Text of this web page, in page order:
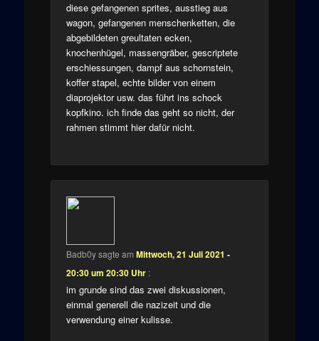
diese gefangenen sprites, ausstieg aus
wagon, gefangenen menschenketten, die
abgebildeten greultaten ecken,
knochenhügel, massengräber, gescriptete
erschiessungen, dampf aus schornstein,
koffer stapel, echte bilder von einem
diaprojektor usw. das führt ins schock
kopfkino. ich finde das geht so nicht, der
rahmen stimmt hier dafür nicht.
Badb0ysagte am Mittwoch, 21 Juli 2021 -
20:30 um 20:30 Uhr :
im grunde sind das zwei diskussionen,
einmal generell die nazizeit und die
verwendung einer kulisse.